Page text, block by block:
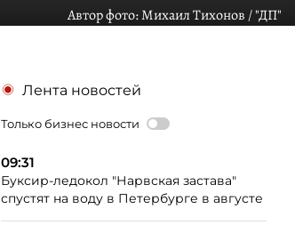
Автор фото:Михаил Тихонов / "ДП"
Лента новостей
Только бизнес новости
09:31
Буксир-ледокол "Нарвская застава"
спустят на воду в Петербурге в августе